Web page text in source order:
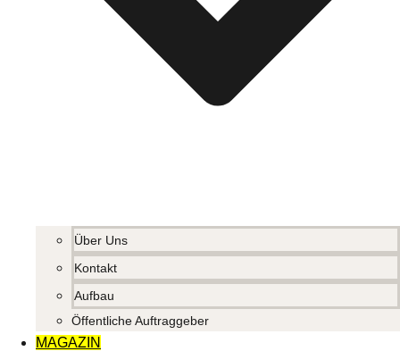
Über Uns
Kontakt
Aufbau
Öffentliche Auftraggeber
MAGAZIN